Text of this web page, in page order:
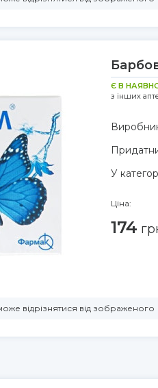
Є В
з інших
У
Ціна:
174
відрізнятися від зображеного